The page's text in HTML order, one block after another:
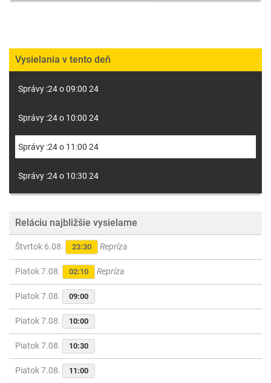
Vysielania v tento deň
Správy :24 o 09:00 24
Správy :24 o 10:00 24
Správy :24 o 11:00 24
Správy :24 o 10:30 24
Reláciu najbližšie vysielame
Štvrtok 6.08. 23:30 Repríza
Piatok 7.08. 02:10 Repríza
Piatok 7.08. 09:00
Piatok 7.08. 10:00
Piatok 7.08. 10:30
Piatok 7.08. 11:00